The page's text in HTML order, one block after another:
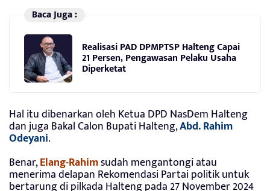
Baca Juga :
Realisasi PAD DPMPTSP Halteng Capai
21 Persen, Pengawasan Pelaku Usaha
Diperketat
Hal itu dibenarkan oleh Ketua DPD NasDem Halteng
dan juga Bakal Calon Bupati Halteng,Abd. Rahim
Odeyani.
Benar,Elang-Rahimsudah mengantongi atau
menerima delapan Rekomendasi Partai politik untuk
bertarung di pilkada Halteng pada 27 November 2024